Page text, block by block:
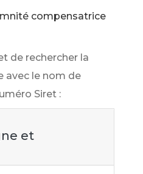
compensatrice
de rechercher la
avec le nom de
Siret :
et